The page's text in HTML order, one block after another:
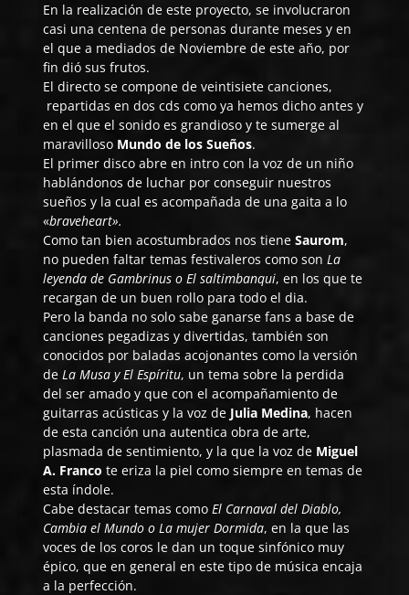
En la realización de este proyecto, se involucraron
casi una centena de personas durante meses y en
el que a mediados de Noviembre de este año, por
fin dió sus frutos.
El directo se compone de veintisiete canciones,
repartidas en dos cds como ya hemos dicho antes y
en el que el sonido es grandioso y te sumerge al
maravilloso Mundo de los Sueños.
El primer disco abre en intro con la voz de un niño
hablándonos de luchar por conseguir nuestros
sueños y la cual es acompañada de una gaita a lo
«braveheart».
Como tan bien acostumbrados nos tieneSaurom,
no pueden faltar temas festivaleros como sonLa
leyenda de Gambrinus o El saltimbanqui, en los que te
recargan de un buen rollo para todo el dia.
Pero la banda no solo sabe ganarse fans a base de
canciones pegadizas y divertidas, también son
conocidos por baladas acojonantes como la versión
deLa Musa y El Espíritu, un tema sobre la perdida
del ser amado y que con el acompañamiento de
guitarras acústicas y la voz de Julia Medina, hacen
de esta canción una autentica obra de arte,
plasmada de sentimiento, y la que la voz de Miguel
A. Franco te eriza la piel como siempre en temas de
esta índole.
Cabe destacar temas comoEl Carnaval del Diablo,
Cambia el Mundo o La mujer Dormida, en la que las
voces de los coros le dan un toque sinfónico muy
épico, que en general en este tipo de música encaja
a la perfección.